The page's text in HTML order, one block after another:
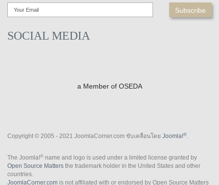
SOCIAL MEDIA
a Member of OSEDA
Copyright © 2005 - 2021 JoomlaCorner.com ขับเคลื่อนโดย Joomla!®.
The Joomla!® name and logo is used under a limited license granted by
Open Source Matters the trademark holder in the United States and other
countries.
JoomlaCorner.com is not affiliated with or endorsed by Open Source Matters